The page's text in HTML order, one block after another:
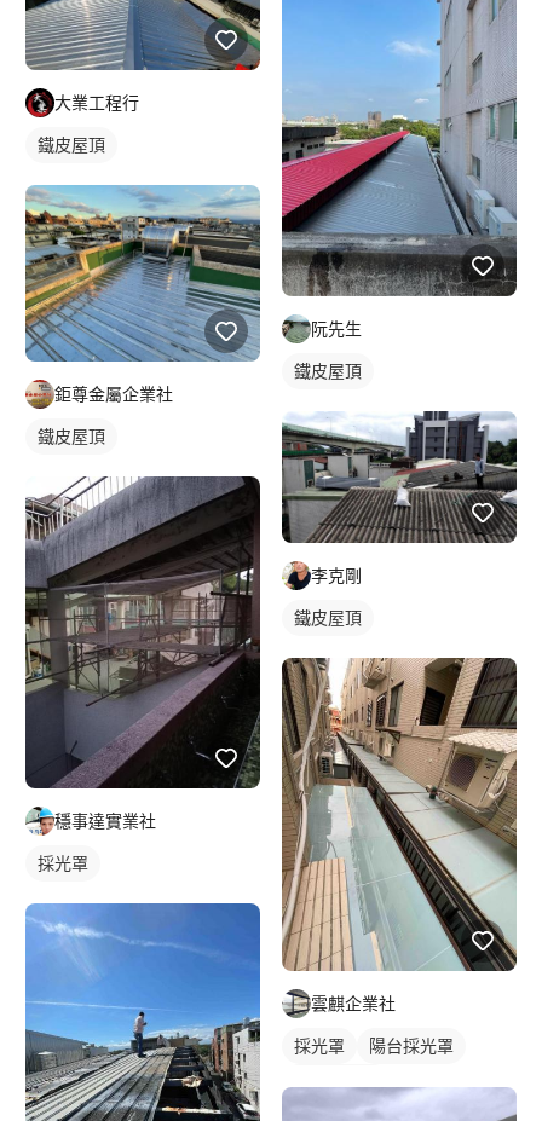
大業工程行
鐵皮屋頂
鉅尊金屬企業社
鐵皮屋頂
穩事達實業社
採光罩
阮先生
鐵皮屋頂
李克剛
鐵皮屋頂
雲麒企業社
採光罩
陽台採光罩